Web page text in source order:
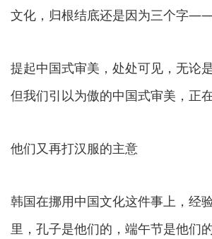
文化，归根结底还是因为三个字
提起中国式审美，处处可见，无论
但我们引以为傲的中国式审美，正在
他们又再打汉服的主意
韩国在挪用中国文化这件事上，经
里，孔子是他们的，端午节是他们